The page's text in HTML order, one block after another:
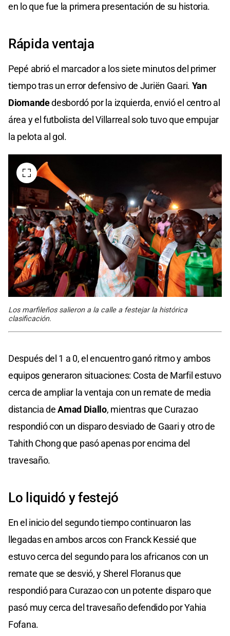
en lo que fue la primera presentación de su historia.
Rápida ventaja
Pepé abrió el marcador a los siete minutos del primer
tiempo tras un error defensivo de Juriën Gaari. Yan
Diomandedesbordó por la izquierda, envió el centro al
área y el futbolista del Villarreal solo tuvo que empujar
la pelota al gol.
Los marfileños salieron a la calle a festejar la histórica
clasificación.
Después del 1 a 0, el encuentro ganó ritmo y ambos
equipos generaron situaciones: Costa de Marfil estuvo
cerca de ampliar la ventaja con un remate de media
distancia deAmad Diallo, mientras que Curazao
respondió con un disparo desviado de Gaari y otro de
Tahith Chong que pasó apenas por encima del
travesaño.
Lo liquidó y festejó
En el inicio del segundo tiempo continuaron las
llegadas en ambos arcos con Franck Kessié que
estuvo cerca del segundo para los africanos con un
remate que se desvió, y Sherel Floranus que
respondió para Curazao con un potente disparo que
pasó muy cerca del travesaño defendido por Yahia
Fofana.